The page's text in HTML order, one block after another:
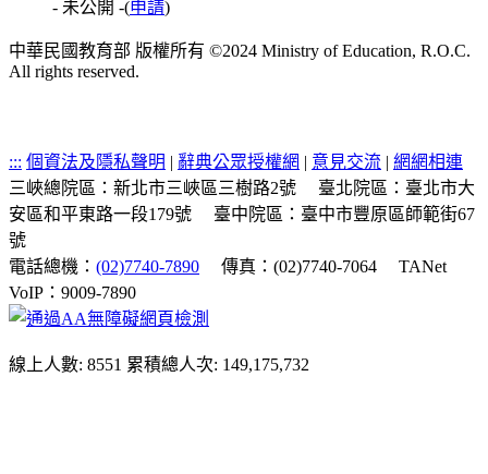
- 未公開 -(申請)
中華民國教育部 版權所有 ©2024 Ministry of Education, R.O.C.
All rights reserved.
::: 個資法及隱私聲明 | 辭典公眾授權網 | 意見交流 | 網網相連
三峽總院區：新北市三峽區三樹路2號
臺北院區：臺北市大
安區和平東路一段179號
臺中院區：臺中市豐原區師範街67
號
電話總機： (02)7740-7890 傳真：(02)7740-7064
TANet
VoIP：9009-7890
線上人數: 8551 累積總人次: 149,175,732